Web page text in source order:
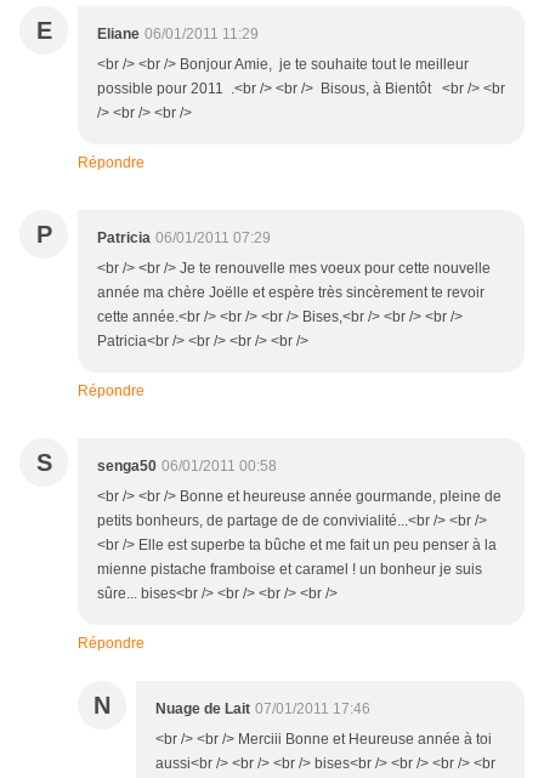
E Eliane 06/01/2011 11:29
<br /> <br /> Bonjour Amie, je te souhaite tout le meilleur
possible pour 2011 .<br /> <br /> Bisous, à Bientôt <br /> <br
/> <br /> <br />
Répondre
P Patricia 06/01/2011 07:29
<br /> <br /> Je te renouvelle mes voeux pour cette nouvelle
année ma chère Joëlle et espère très sincèrement te revoir
cette année.<br /> <br /> <br /> Bises,<br /> <br /> <br />
Patricia<br /> <br /> <br /> <br />
Répondre
S senga50 06/01/2011 00:58
<br /> <br /> Bonne et heureuse année gourmande, pleine de
petits bonheurs, de partage de de convivialité...<br /> <br />
<br /> Elle est superbe ta bûche et me fait un peu penser à la
mienne pistache framboise et caramel ! un bonheur je suis
sûre... bises<br /> <br /> <br /> <br />
Répondre
N Nuage de Lait 07/01/2011 17:46
<br /> <br /> Merciii Bonne et Heureuse année à toi
aussi<br /> <br /> <br /> bises<br /> <br /> <br /> <br